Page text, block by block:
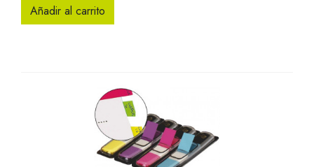
Añadir al carrito